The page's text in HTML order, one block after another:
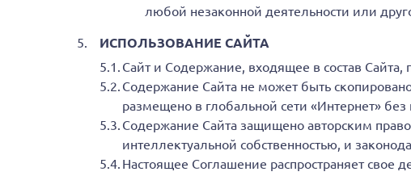
любой незаконной деятельности или
ИСПОЛЬЗОВАНИЕ САЙТА
Сайт и Содержание, входящее в состав
Содержание Сайта не может быть
размещено в глобальной сети «Интернет»
Содержание Сайта защищено авторским
интеллектуальной собственностью, и
Настоящее Соглашение распространяет свое